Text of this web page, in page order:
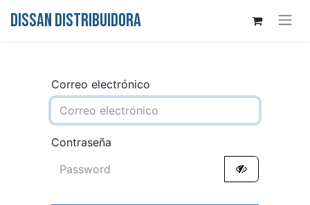
DISSAN DISTRIBUIDORA
Correo electrónico
Contraseña